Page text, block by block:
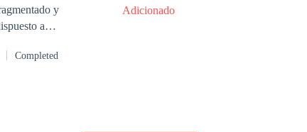
y
Completed
Adicionado